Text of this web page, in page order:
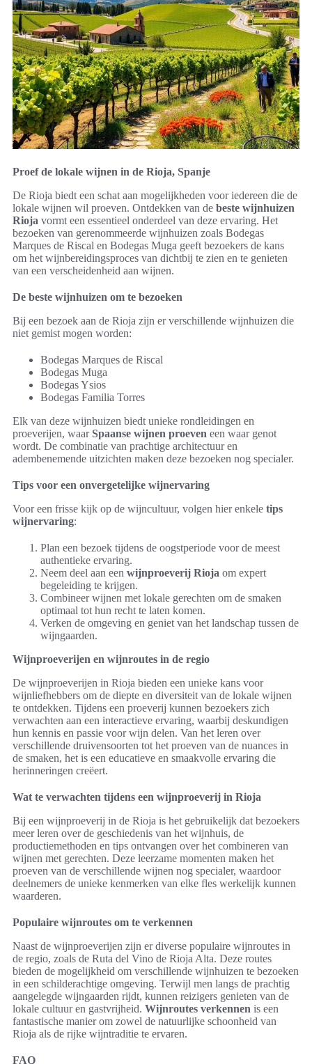
Proef de lokale wijnen in de Rioja, Spanje
De Rioja biedt een schat aan mogelijkheden voor iedereen die de
lokale wijnen wil proeven. Ontdekken van de beste wijnhuizen
Rioja vormt een essentieel onderdeel van deze ervaring. Het
bezoeken van gerenommeerde wijnhuizen zoals Bodegas
Marques de Riscal en Bodegas Muga geeft bezoekers de kans
om het wijnbereidingsproces van dichtbij te zien en te genieten
van een verscheidenheid aan wijnen.
De beste wijnhuizen om te bezoeken
Bij een bezoek aan de Rioja zijn er verschillende wijnhuizen die
niet gemist mogen worden:
Bodegas Marques de Riscal
Bodegas Muga
Bodegas Ysios
Bodegas Familia Torres
Elk van deze wijnhuizen biedt unieke rondleidingen en
proeverijen, waarSpaanse wijnen proeven een waar genot
wordt. De combinatie van prachtige architectuur en
adembenemende uitzichten maken deze bezoeken nog specialer.
Tips voor een onvergetelijke wijnervaring
Voor een frisse kijk op de wijncultuur, volgen hier enkele tips
wijnervaring:
Plan een bezoek tijdens de oogstperiode voor de meest
authentieke ervaring.
Neem deel aan een wijnproeverij Rioja om expert
begeleiding te krijgen.
Combineer wijnen met lokale gerechten om de smaken
optimaal tot hun recht te laten komen.
Verken de omgeving en geniet van het landschap tussen de
wijngaarden.
Wijnproeverijen en wijnroutes in de regio
De wijnproeverijen in Rioja bieden een unieke kans voor
wijnliefhebbers om de diepte en diversiteit van de lokale wijnen
te ontdekken. Tijdens een proeverij kunnen bezoekers zich
verwachten aan een interactieve ervaring, waarbij deskundigen
hun kennis en passie voor wijn delen. Van het leren over
verschillende druivensoorten tot het proeven van de nuances in
de smaken, het is een educatieve en smaakvolle ervaring die
herinneringen creëert.
Wat te verwachten tijdens een wijnproeverij in Rioja
Bij een wijnproeverij in de Rioja is het gebruikelijk dat bezoekers
meer leren over de geschiedenis van het wijnhuis, de
productiemethoden en tips ontvangen over het combineren van
wijnen met gerechten. Deze leerzame momenten maken het
proeven van de verschillende wijnen nog specialer, waardoor
deelnemers de unieke kenmerken van elke fles werkelijk kunnen
waarderen.
Populaire wijnroutes om te verkennen
Naast de wijnproeverijen zijn er diverse populaire wijnroutes in
de regio, zoals de Ruta del Vino de Rioja Alta. Deze routes
bieden de mogelijkheid om verschillende wijnhuizen te bezoeken
in een schilderachtige omgeving. Terwijl men langs de prachtig
aangelegde wijngaarden rijdt, kunnen reizigers genieten van de
lokale cultuur en gastvrijheid. Wijnroutes verkennen is een
fantastische manier om zowel de natuurlijke schoonheid van
Rioja als de rijke wijntraditie te ervaren.
FAQ